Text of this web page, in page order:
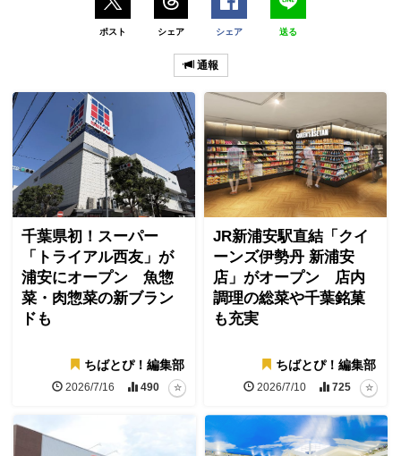
ポスト シェア シェア 送る
通報
千葉県初！スーパー
「トライアル西友」が
浦安にオープン 魚惣
菜・肉惣菜の新ブラン
ドも
ちばとぴ！編集部
2026/7/16 490
JR新浦安駅直結「クイ
ーンズ伊勢丹 新浦安
店」がオープン 店内
調理の総菜や千葉銘菓
も充実
ちばとぴ！編集部
2026/7/10 725